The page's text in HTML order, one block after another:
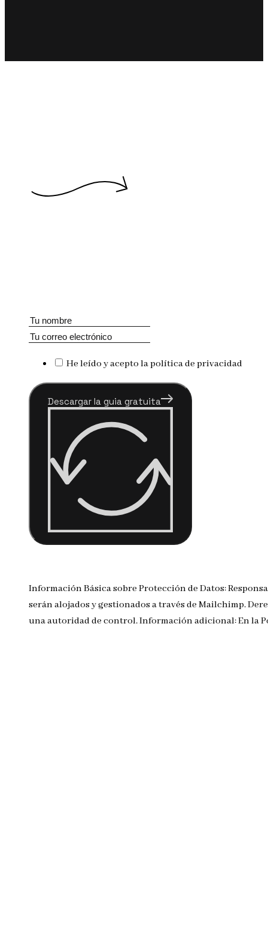
He leído y acepto la política de privacidad
Descargar la guia gratuita
Información Básica sobre Protección de Datos:
serán alojados y gestionados a través de Mailchimp.
una autoridad de control. Información adicional: En la